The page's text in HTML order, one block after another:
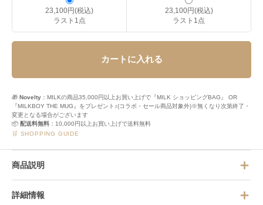
23,100円(税込)
ラスト1点
23,100円(税込)
ラスト1点
カートに入れる
🎁 Novelty ：MILKの商品35,000円以上お買い上げで『MILK ショッピングBAG』 OR
『MILKBOY THE MUG』をプレゼント♪(コラボ・セール商品対象外)※無くなり次第終了・
変更となる場合がございます
📦 配送料無料 ：10,000円以上お買い上げで送料無料
🛒 SHOPPING GUIDE
商品説明
詳細情報